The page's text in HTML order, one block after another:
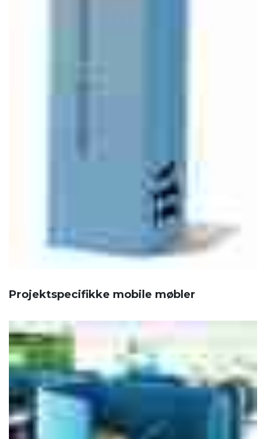
Projektspecifikke mobile møbler